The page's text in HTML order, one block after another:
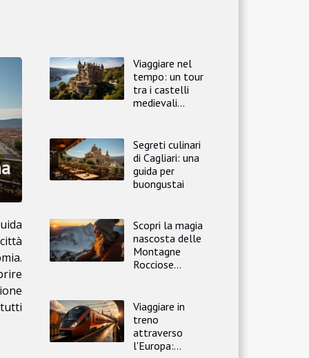
Viaggiare nel
tempo: un tour
tra i castelli
medievali
Segreti culinari
di Cagliari: una
guida per
buongustai
Scopri la magia
nascosta delle
Montagne
Rocciose
Viaggiare in
treno
attraverso
l'Europa: